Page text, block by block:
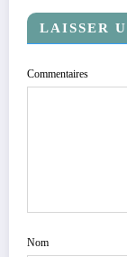
LAISSER
Commentaires
Nom